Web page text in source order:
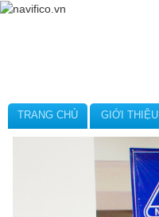
TRANG CHỦ GIỚI THIỆU